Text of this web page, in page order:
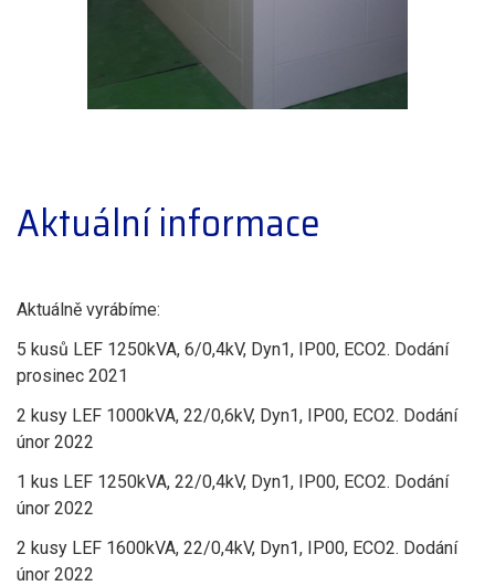
Aktuální informace
Aktuálně vyrábíme:
5 kusů LEF 1250kVA, 6/0,4kV, Dyn1, IP00, ECO2. Dodání
prosinec 2021
2 kusy LEF 1000kVA, 22/0,6kV, Dyn1, IP00, ECO2. Dodání
únor 2022
1 kus LEF 1250kVA, 22/0,4kV, Dyn1, IP00, ECO2. Dodání
únor 2022
2 kusy LEF 1600kVA, 22/0,4kV, Dyn1, IP00, ECO2. Dodání
únor 2022